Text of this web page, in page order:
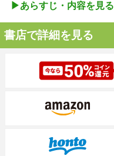
▶︎あらすじ・内容を見る
書店で詳細を見る